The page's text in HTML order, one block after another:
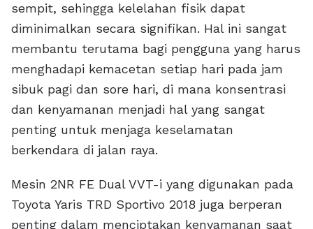
sempit, sehingga kelelahan fisik dapat
diminimalkan secara signifikan. Hal ini sangat
membantu terutama bagi pengguna yang harus
menghadapi kemacetan setiap hari pada jam
sibuk pagi dan sore hari, di mana konsentrasi
dan kenyamanan menjadi hal yang sangat
penting untuk menjaga keselamatan
berkendara di jalan raya.
Mesin 2NR FE Dual VVT-i yang digunakan pada
Toyota Yaris TRD Sportivo 2018 juga berperan
penting dalam menciptakan kenyamanan saat